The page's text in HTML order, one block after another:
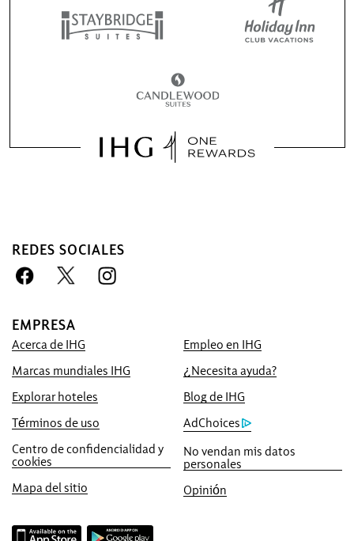
REDES SOCIALES
EMPRESA
Acerca de IHG
Empleo en IHG
Marcas mundiales IHG
¿Necesita ayuda?
Explorar hoteles
Blog de IHG
Términos de uso
AdChoices
Centro de confidencialidad y
cookies
No vendan mis datos
personales
Mapa del sitio
Opinión
nosotros
Mejor Precio Garantizado
Le prometemos el precio más bajo
igualaremos y le daremos el quíntuple de
puntos IHG® Rewards Club que
corresponda, hasta un máximo de
40 000 puntos.
Garantía de reserva en línea
Su habitación está garantizada.
Sin comisiones por reserva!
No cobramos ninguna comisión de reserva
nosotros.